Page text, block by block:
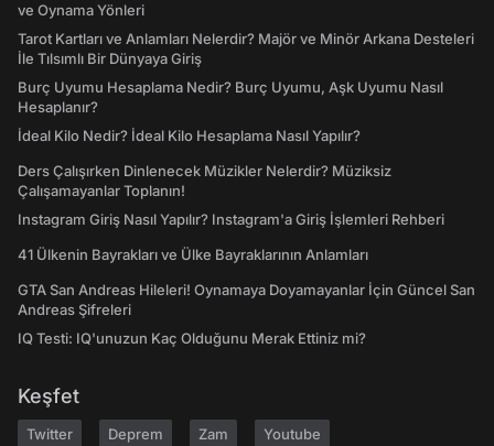
ve Oynama Yönleri
Tarot Kartları ve Anlamları Nelerdir? Majör ve Minör Arkana Desteleri
İle Tılsımlı Bir Dünyaya Giriş
Burç Uyumu Hesaplama Nedir? Burç Uyumu, Aşk Uyumu Nasıl
Hesaplanır?
İdeal Kilo Nedir? İdeal Kilo Hesaplama Nasıl Yapılır?
Ders Çalışırken Dinlenecek Müzikler Nelerdir? Müziksiz
Çalışamayanlar Toplanın!
Instagram Giriş Nasıl Yapılır? Instagram'a Giriş İşlemleri Rehberi
41 Ülkenin Bayrakları ve Ülke Bayraklarının Anlamları
GTA San Andreas Hileleri! Oynamaya Doyamayanlar İçin Güncel San
Andreas Şifreleri
IQ Testi: IQ'unuzun Kaç Olduğunu Merak Ettiniz mi?
Keşfet
Twitter Deprem Zam Youtube